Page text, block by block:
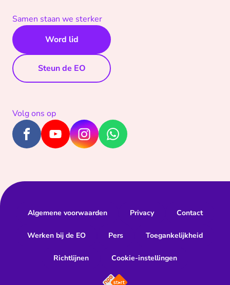
Samen staan we sterker
Word lid
Steun de EO
Volg ons op
Algemene voorwaarden Privacy Contact
Werken bij de EO Pers Toegankelijkheid
Richtlijnen Cookie-instellingen